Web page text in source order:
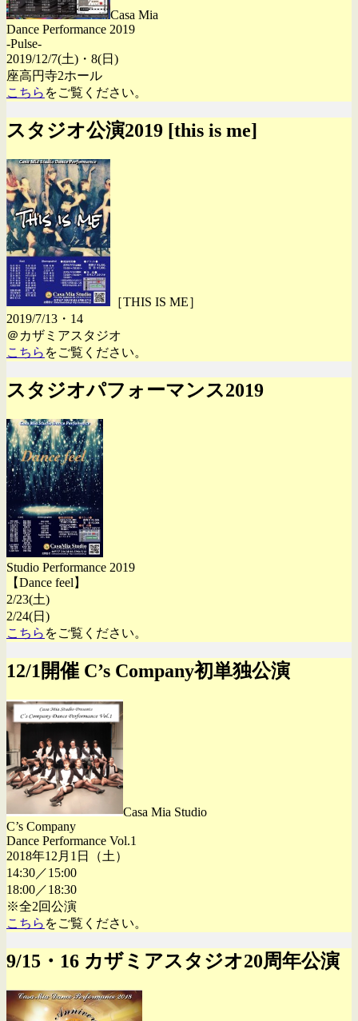
Casa Mia
Dance Performance 2019
-Pulse-
2019/12/7(土)・8(日)
座高円寺2ホール
こちら をご覧ください。
スタジオ公演2019 [this is me]
［THIS IS ME］
2019/7/13・14
＠カザミアスタジオ
こちら をご覧ください。
スタジオパフォーマンス2019
Studio Performance 2019
【Dance feel】
2/23(土)
2/24(日)
こちら をご覧ください。
12/1開催 C’s Company初単独公演
Casa Mia Studio
C’s Company
Dance Performance Vol.1
2018年12月1日（土）
14:30／15:00
18:00／18:30
※全2回公演
こちら をご覧ください。
9/15・16 カザミアスタジオ20周年公演